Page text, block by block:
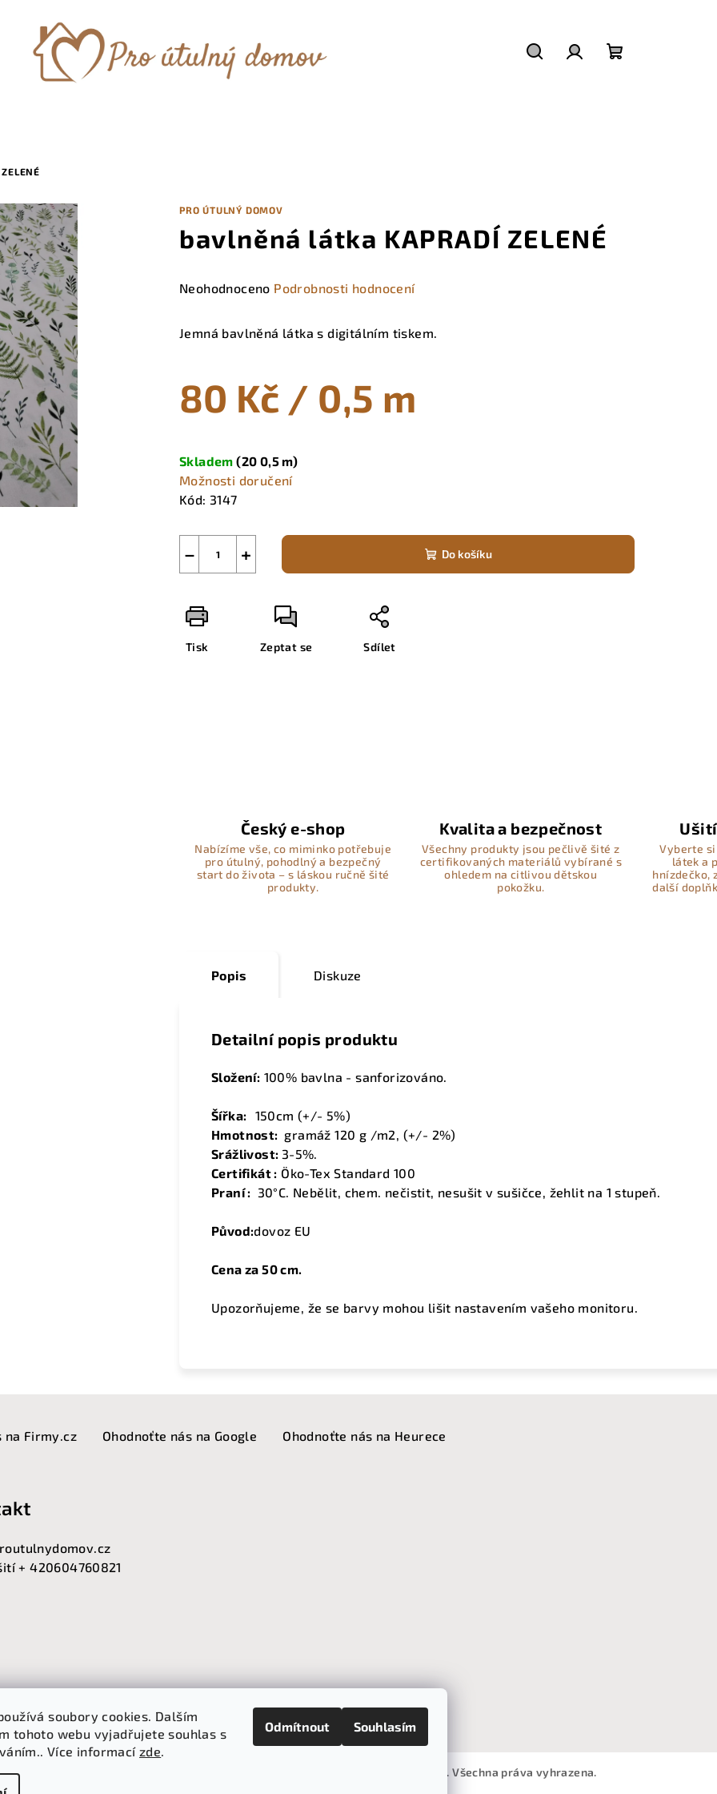
soubory cookies. Dalším
tohoto webu vyjadřujete souhlas s
Více informací zde.
Odmítnout Souhlasím
PRO ÚTULNÝ DOMOV
bavlněná látka KAPRADÍ ZELENÉ
Průměrné
produktu
z
5
Neohodnoceno Podrobnosti hodnocení
Jemná bavlněná látka s digitálním tiskem.
80 Kč / 0,5 m
cena:
Skladem(20 0,5 m)
Možnosti doručení
Kód: 3147
+
− Do košíku
Tisk Zeptat se Sdílet
Český e-shop
Nabízíme vše, co miminko potřebuje
pro útulný, pohodlný a bezpečný
start do života – s láskou ručně šité
produkty.
Kvalita a bezpečnost
Všechny produkty jsou pečlivě šité z
certifikovaných materiálů vybírané s
ohledem na citlivou dětskou
pokožku.
Vyberte
látek a
hnízdečko,
další
Popis Diskuze
Detailní popis produktu
Složení: 100% bavlna - sanforizováno.
Šířka: 150cm (+/- 5%)
Hmotnost: gramáž 120 g /m2, (+/- 2%)
Srážlivost: 3-5%.
Certifikát : Öko-Tex Standard 100
Praní : 30°C. Nebělit, chem. nečistit, nesušit v sušičce, žehlit na 1 stupeň.
Původ:dovoz EU
Cena za 50 cm.
Upozorňujeme, že se barvy mohou lišit nastavením vašeho monitoru.
na Firmy.cz Ohodnoťte nás na Google Ohodnoťte nás na Heurece
+ 420604760821
. Všechna práva vyhrazena.